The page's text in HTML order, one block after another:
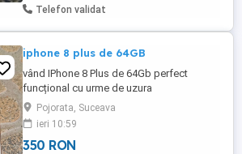
Telefon validat
iphone 8 plus de 64GB
vând IPhone 8 Plus de 64Gb perfect
funcțional cu urme de uzura
Pojorata, Suceava
ieri 10:59
350 RON